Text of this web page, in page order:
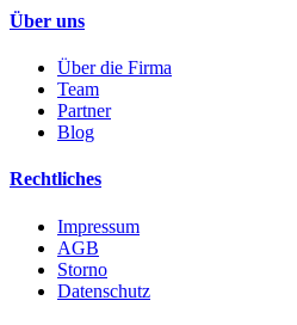
Über uns
Über die Firma
Team
Partner
Blog
Rechtliches
Impressum
AGB
Storno
Datenschutz